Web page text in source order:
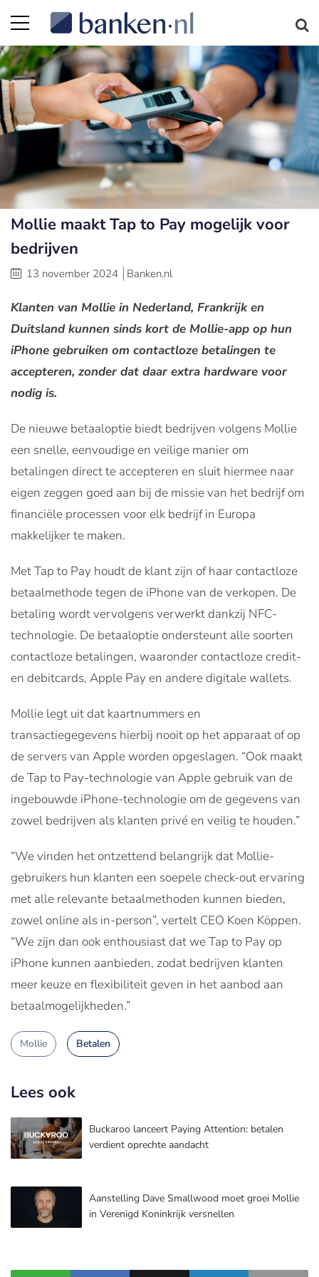
Mollie maakt Tap to Pay mogelijk voor
bedrijven
13 november 2024 Banken.nl
Klanten van Mollie in Nederland, Frankrijk en
Duitsland kunnen sinds kort de Mollie-app op hun
iPhone gebruiken om contactloze betalingen te
accepteren, zonder dat daar extra hardware voor
nodig is.
De nieuwe betaaloptie biedt bedrijven volgens Mollie
een snelle, eenvoudige en veilige manier om
betalingen direct te accepteren en sluit hiermee naar
eigen zeggen goed aan bij de missie van het bedrijf om
financiële processen voor elk bedrijf in Europa
makkelijker te maken.
Met Tap to Pay houdt de klant zijn of haar contactloze
betaalmethode tegen de iPhone van de verkopen. De
betaling wordt vervolgens verwerkt dankzij NFC-
technologie. De betaaloptie ondersteunt alle soorten
contactloze betalingen, waaronder contactloze credit-
en debitcards, Apple Pay en andere digitale wallets.
Mollie legt uit dat kaartnummers en
transactiegegevens hierbij nooit op het apparaat of op
de servers van Apple worden opgeslagen. “Ook maakt
de Tap to Pay-technologie van Apple gebruik van de
ingebouwde iPhone-technologie om de gegevens van
zowel bedrijven als klanten privé en veilig te houden.”
“We vinden het ontzettend belangrijk dat Mollie-
gebruikers hun klanten een soepele check-out ervaring
met alle relevante betaalmethoden kunnen bieden,
zowel online als in-person”, vertelt CEO Koen Köppen.
“We zijn dan ook enthousiast dat we Tap to Pay op
iPhone kunnen aanbieden, zodat bedrijven klanten
meer keuze en flexibiliteit geven in het aanbod aan
betaalmogelijkheden.”
Mollie Betalen
Lees ook
Buckaroo lanceert Paying Attention: betalen
verdient oprechte aandacht
Aanstelling Dave Smallwood moet groei Mollie
in Verenigd Koninkrijk versnellen